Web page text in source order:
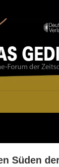
Süden